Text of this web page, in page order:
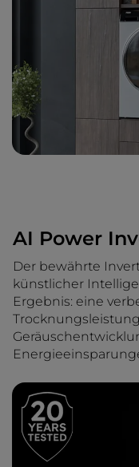
AI Power
Der bewährte
künstlicher
Ergebnis: eine